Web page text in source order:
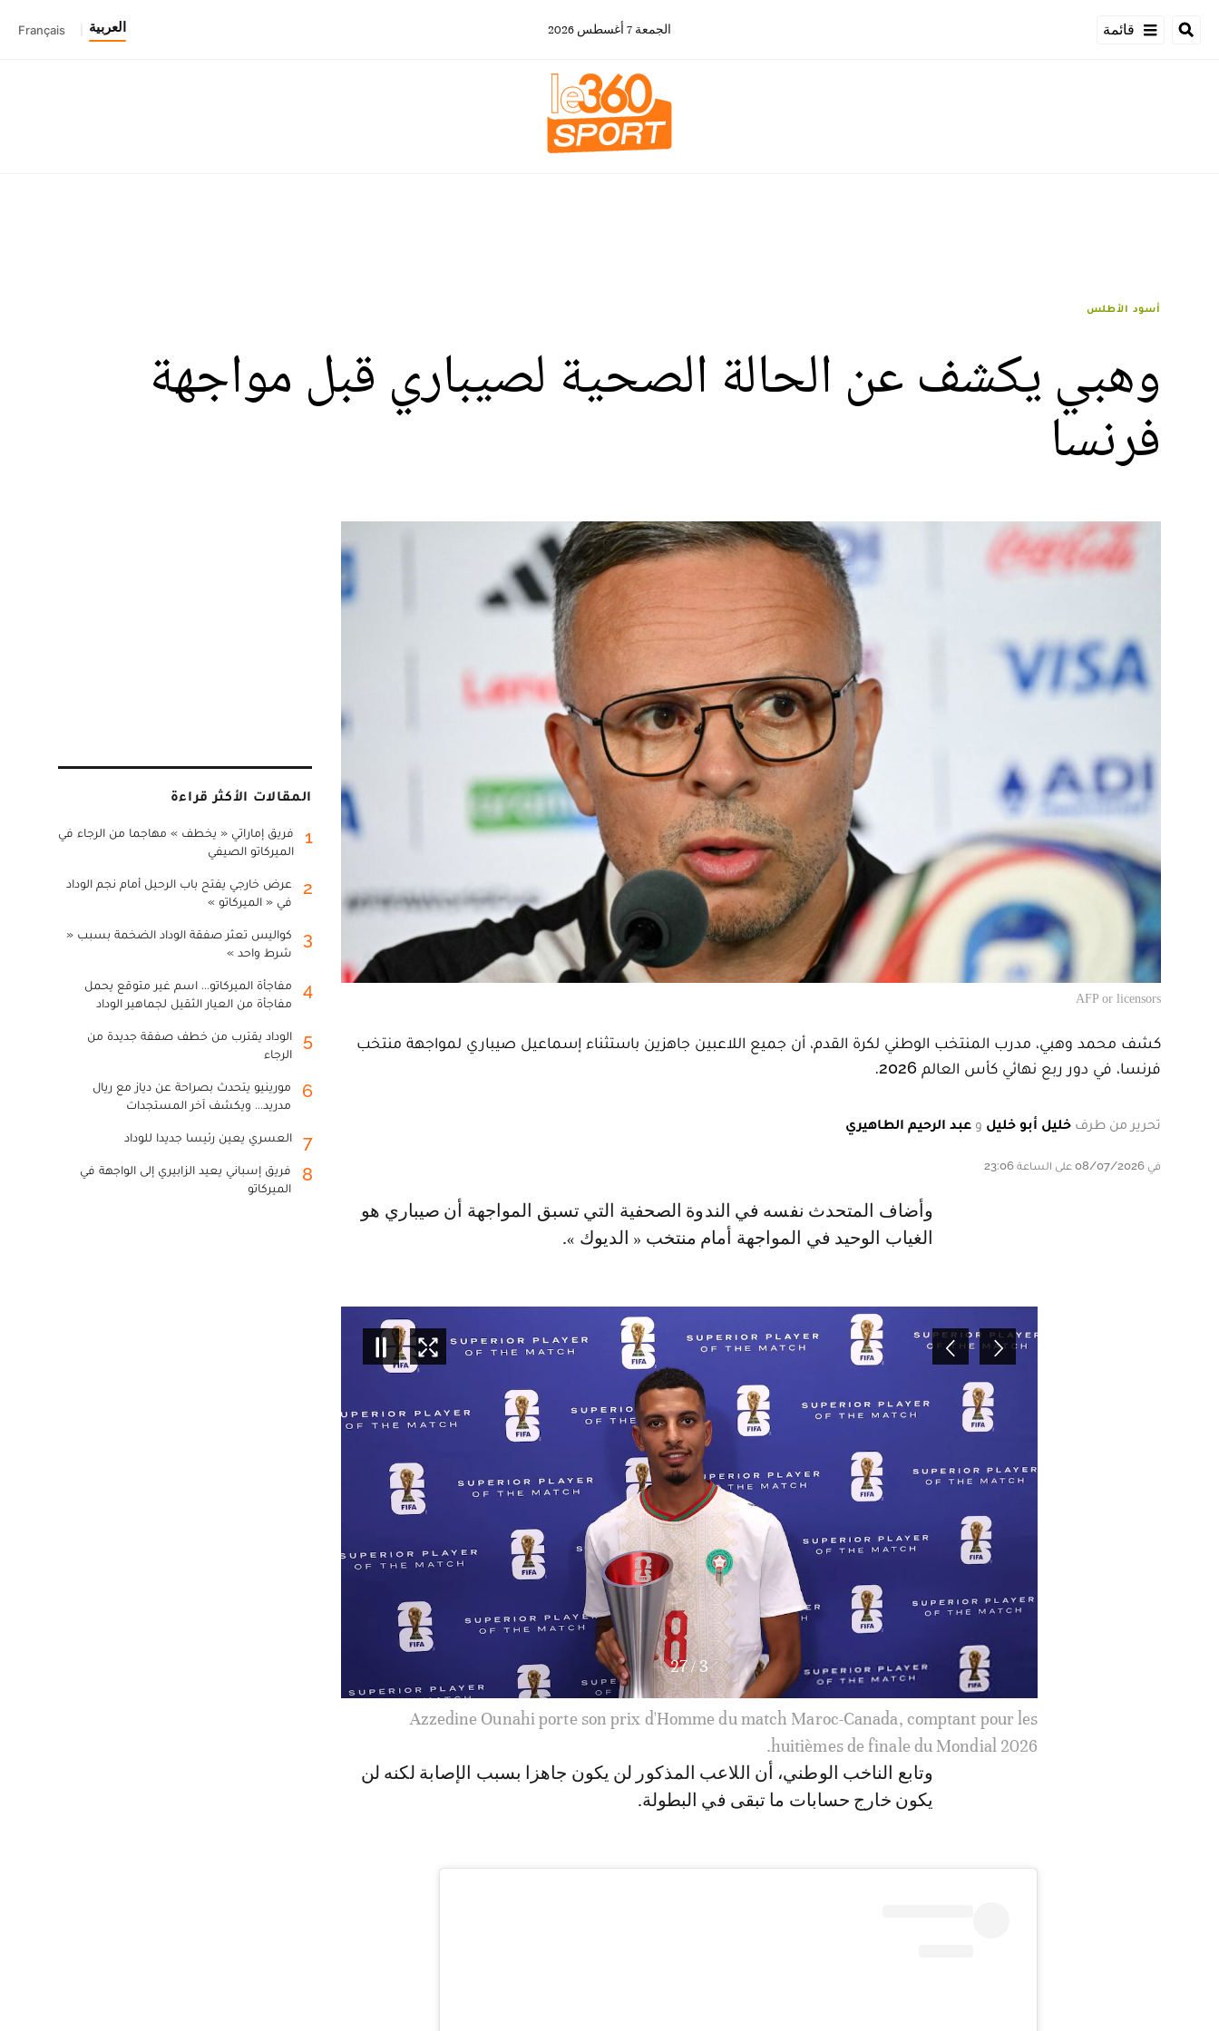
قائمة الجمعة 7 أغسطس 2026 العربية Français
أسود الأطلس
وهبي يكشف عن الحالة الصحية لصيباري قبل مواجهة
فرنسا
AFP or licensors
كشف محمد وهبي، مدرب المنتخب الوطني لكرة القدم، أن جميع اللاعبين جاهزين باستثناء إسماعيل صيباري لمواجهة منتخب
فرنسا، في دور ربع نهائي كأس العالم 2026.
تحرير من طرف خليل أبو خليل و عبد الرحيم الطاهيري
في 08/07/2026 على الساعة 23:06
وأضاف المتحدث نفسه في الندوة الصحفية التي تسبق المواجهة أن صيباري هو
الغياب الوحيد في المواجهة أمام منتخب « الديوك ».
4
/
27
وتابع الناخب الوطني، أن اللاعب المذكور لن يكون جاهزا بسبب الإصابة لكنه لن
يكون خارج حسابات ما تبقى في البطولة.
المقالات الأكثر قراءة
1
فريق إماراتي « يخطف » مهاجما من الرجاء في
الميركاتو الصيفي
2
عرض خارجي يفتح باب الرحيل أمام نجم الوداد
في « الميركاتو »
3
كواليس تعثر صفقة الوداد الضخمة بسبب «
شرط واحد »
4
مفاجأة الميركاتو... اسم غير متوقع يحمل
مفاجأة من العيار الثقيل لجماهير الوداد
5
الوداد يقترب من خطف صفقة جديدة من
الرجاء
6
مورينيو يتحدث بصراحة عن دياز مع ريال
مدريد... ويكشف آخر المستجدات
7 العسري يعين رئيسا جديدا للوداد
8
فريق إسباني يعيد الزابيري إلى الواجهة في
الميركاتو